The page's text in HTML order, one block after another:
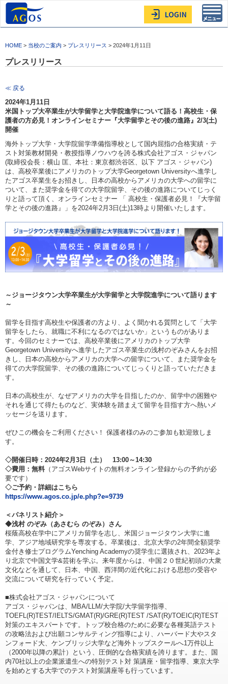
HOME > 当校のご案内 > プレスリリース > 2024年1月11日
プレスリリース
≪ 戻る
2024年1月11日
米国トップ大卒業生が大学留学と大学院進学について語る！高校生・保
護者の方必見！オンラインセミナー『大学留学とその後の進路』2/3(土)
開催
海外トップ大学・大学院留学準備指導校として国内屈指の合格実績・テ
スト対策教材開発・教授指導ノウハウを誇る株式会社アゴス・ジャパン
(取締役会長：横山 匡、本社：東京都渋谷区、以下 アゴス・ジャパン)
は、高校卒業後にアメリカのトップ大学Georgetown Universityへ進学し
たアゴス卒業生をお招きし、日本の高校からアメリカの大学への留学に
ついて、また奨学金を得ての大学院留学、その後の進路についてじっく
りと語って頂く、オンラインセミナー 「 高校生・保護者必見！『大学留
学とその後の進路』」を2024年2月3日(土)13時より開催いたします。
～ジョージタウン大学卒業生が大学留学と大学院進学について語ります
～
留学を目指す高校生や保護者の方より、よく聞かれる質問として「大学
留学をしたら、就職に不利になるのではないか」というものがありま
す。今回のセミナーでは、高校卒業後にアメリカのトップ大学
Georgetown Universityへ進学したアゴス卒業生の浅村のぞみさんをお招
きし、日本の高校からアメリカの大学への留学について、また奨学金を
得ての大学院留学、その後の進路についてじっくりと語っていただきま
す。
日本の高校生が、なぜアメリカの大学を目指したのか、留学中の困難や
それを通じて得たものなど、実体験を踏まえて留学を目指す方へ熱いメ
ッセージを送ります。
ぜひこの機会をご利用ください！ 保護者様のみのご参加も歓迎致しま
す。
◇開催日時：2024年2月3日（土） 13:00～14:30
◇費用：無料（アゴスWebサイトの無料オンライン登録からの予約が必
要です）
◇ご予約・詳細はこちら
https://www.agos.co.jp/e.php?e=9739
＜パネリスト紹介＞
◆浅村 のぞみ（あさむら のぞみ）さん
桜蔭高校在学中にアメリカ留学を志し、米国ジョージタウン大学に進
学、アジア地域研究学を専攻する。卒業後は、北京大学の2年間全額奨学
金付き修士プログラムYenching Academyの奨学生に選抜され、2023年よ
り北京で中国文学&芸術を学ぶ。来年度からは、中国２０世紀初頭の大衆
文化などを通して、日本、中国、西洋間の近代化における思想の受容や
交流について研究を行っていく予定。
■株式会社アゴス・ジャパンについて
アゴス・ジャパンは、MBA/LLM/大学院/大学留学指導、
TOEFL(R)TEST/IELTS/GMAT(R)/GRE(R)TEST /SAT(R)/TOEIC(R)TEST
対策のエキスパートです。トップ校合格のために必要な各種英語テスト
の攻略法および出願コンサルティング指導により、ハーバード大やスタ
ンフォード大、ケンブリッジ大学など海外トップスクールへ1万件以上
（2000年以降の累計）という、圧倒的な合格実績を誇ります。また、国
内70社以上の企業派遣生への特別テスト対 策講座・留学指導、東京大学
を始めとする大学でのテスト対策講座等も行っています。